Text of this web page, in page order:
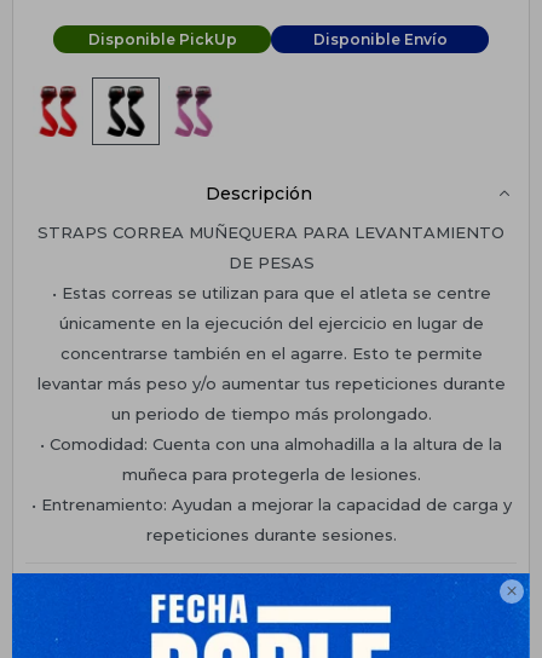

Disponible PickUp Disponible Envío
Descripción
STRAPS CORREA MUÑEQUERA PARA LEVANTAMIENTO
DE PESAS
• Estas correas se utilizan para que el atleta se centre
únicamente en la ejecución del ejercicio en lugar de
concentrarse también en el agarre. Esto te permite
levantar más peso y/o aumentar tus repeticiones durante
un periodo de tiempo más prolongado.
• Comodidad: Cuenta con una almohadilla a la altura de la
muñeca para protegerla de lesiones.
• Entrenamiento: Ayudan a mejorar la capacidad de carga y
repeticiones durante sesiones.
Planes de cuotas
Envíos